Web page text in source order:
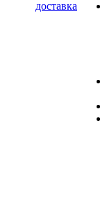
доставка